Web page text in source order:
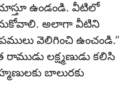
ఉండండి. వీటిలో
అలాగా వీటిని
వెలిగించి ఉంచండి.”
లక్ష్మణుడు కలిసి
బాలురకు